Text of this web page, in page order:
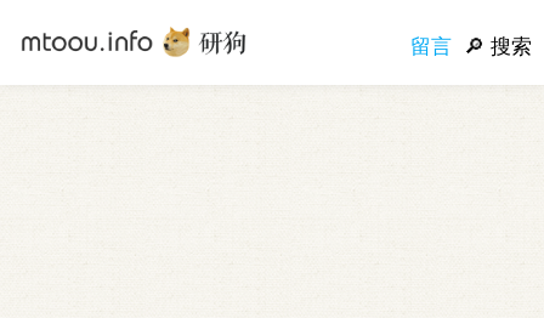
留言 搜索